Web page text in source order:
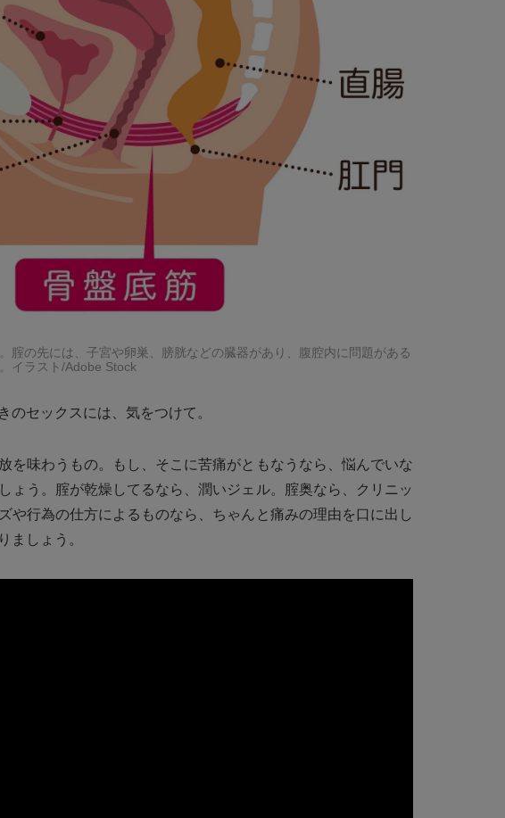
腟の先には、子宮や卵巣、膀胱などの臓器があり、腹腔内に問題がある
イラスト/Adobe Stock
のセックスには、気をつけて。
を味わうもの。もし、そこに苦痛がともなうなら、悩んでいな
ょう。腟が乾燥してるなら、潤いジェル。腟奥なら、クリニッ
や行為の仕方によるものなら、ちゃんと痛みの理由を口に出し
ましょう。